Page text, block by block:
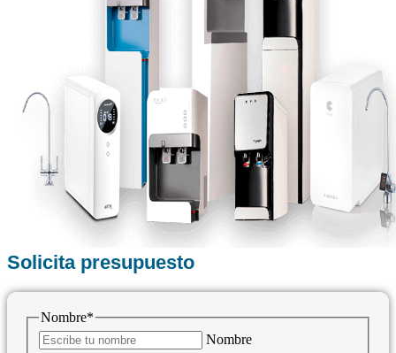
Solicita presupuesto
Nombre*
Nombre